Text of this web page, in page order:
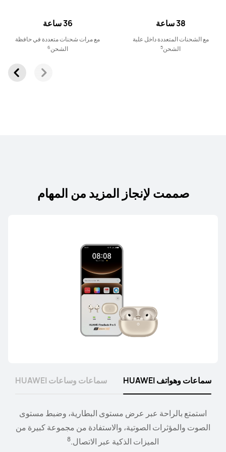
38 ساعة
مع الشحنات المتعددة داخل علبة
الشحن5
36 ساعة
مع مرات شحنات متعددة في حافظة
الشحن6
صممت لإنجاز المزيد من المهام
استمتع بالراحة عبر عرض مستوى البطارية، وضبط مستوى
الصوت والمؤثرات الصوتية، والاستفادة من مجموعة كبيرة من
الميزات الذكية عبر الاتصال.8
وصّل الساعة بسماعات الأذن أو مكبرات الصوت، وتحكم في
التشغيل ومستوى الصوت من معصمك.9
سماعات وهواتف HUAWEI سماعات وساعات HUAWEI